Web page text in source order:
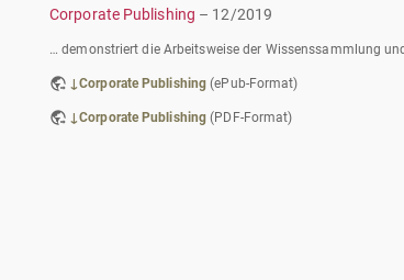
Corporate Publishing – 12/2019
… demonstriert die Arbeitsweise der Wissenssammlung
↓Corporate Publishing (ePub-Format)
↓Corporate Publishing (PDF-Format)